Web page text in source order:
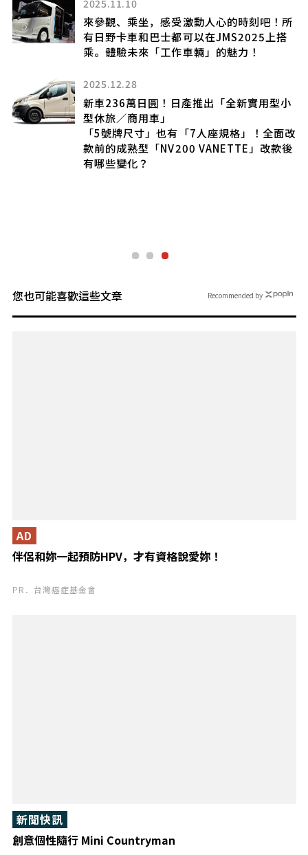
2025.11.10
來參觀、乘坐，感受激動人心的時刻吧！所
有日野卡車和巴士都可以在JMS2025上搭
乘。體驗未來「工作車輛」的魅力！
2025.12.28
新車236萬日圓！日產推出「全新實用型小
型休旅／商用車」
「5號牌尺寸」也有「7人座規格」！全面改
款前的成熟型「NV200 VANETTE」改款後
有哪些變化？
您也可能喜歡這些文章
伴侶和妳一起預防HPV，才有資格說愛妳！
AD
PR．台灣癌症基金會
創意個性隨行 Mini Countryman
新聞快訊
Recommended by